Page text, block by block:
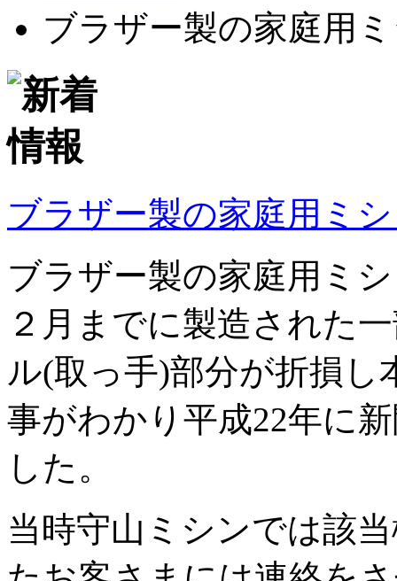
ブラザー製の家庭用
ブラザー製の家庭用ミ
ブラザー製の家庭用ミ
２月までに製造された
ル(取っ手)部分が折損
事がわかり平成22年に
した。
当時守山ミシンでは該